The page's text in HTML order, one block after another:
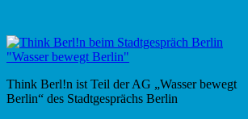
Think Berl!n ist Teil der AG „Wasser bewegt
Berlin“ des Stadtgesprächs Berlin